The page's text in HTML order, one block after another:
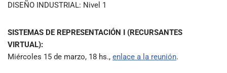
DISEÑO INDUSTRIAL: Nivel 1
SISTEMAS DE REPRESENTACIÓN I (RECURSANTES
VIRTUAL):
Miércoles 15 de marzo, 18 hs., enlace a la reunión.